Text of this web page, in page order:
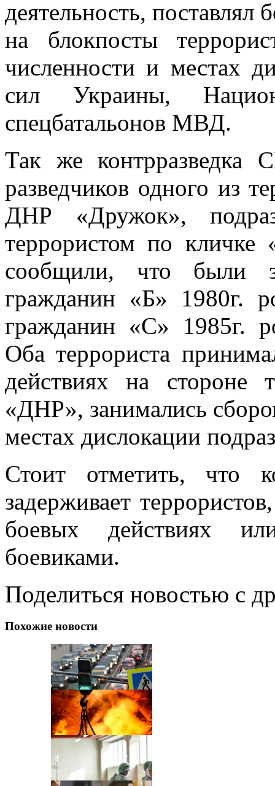
деятельность,
на блокпосты
численности и местах
сил Украины,
спецбатальонов МВД.
Так же контрразведка
разведчиков одного из
ДНР «Дружок»,
террористом по
сообщили, что были
гражданин «Б» 1980г.
гражданин «С» 1985г.
Оба террориста
действиях на стороне
«ДНР», занимались
местах дислокации
Стоит отметить, что
задерживает
боевых действиях
боевиками.
Поделиться новостью с
Похожие новости
Черга на кордоні